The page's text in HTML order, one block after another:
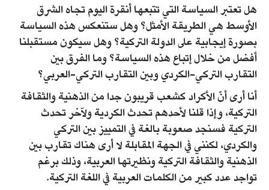
هل تعتبر السياسة التي تتبعها أنقرة اليوم تجاه الشرق
الأوسط هي الطريقة الأمثل؟ وهل ستنعكس هذه السياسة
بصورة إيجابية على الدولة التركية؟ وهل سيكون مستقبلنا
أفضل من خلال إتباع هذه السياسة؟ وما الفرق بين
التقارب التركي-الكردي وبين التقارب التركي-العربي؟
أنا أرى أنّ الأكراد كشعب قريبون جدا من الذهنية والثقافة
التركية، وإذا قلنا لأحدهم تحدث الكردية ولآخر تحدث
التركية فسنجد صعوبة بالغة في التمييز بين التركي
والكردي، لكنني في الجهة المقابلة لا أرى هناك تقارب بين
الذهنية والثقافة التركية ونظيرتها العربية، وذلك برغم
تواجد عدد كبير من الكلمات العربية في اللغة التركية.